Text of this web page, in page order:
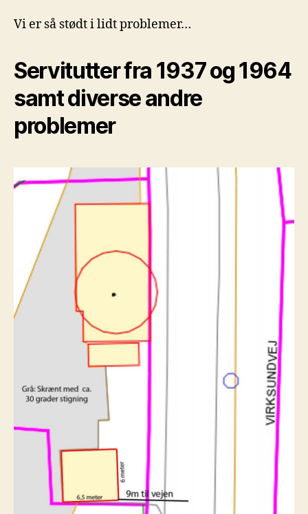
Vi er så stødt i lidt problemer…
Servitutter fra 1937 og 1964
samt diverse andre
problemer